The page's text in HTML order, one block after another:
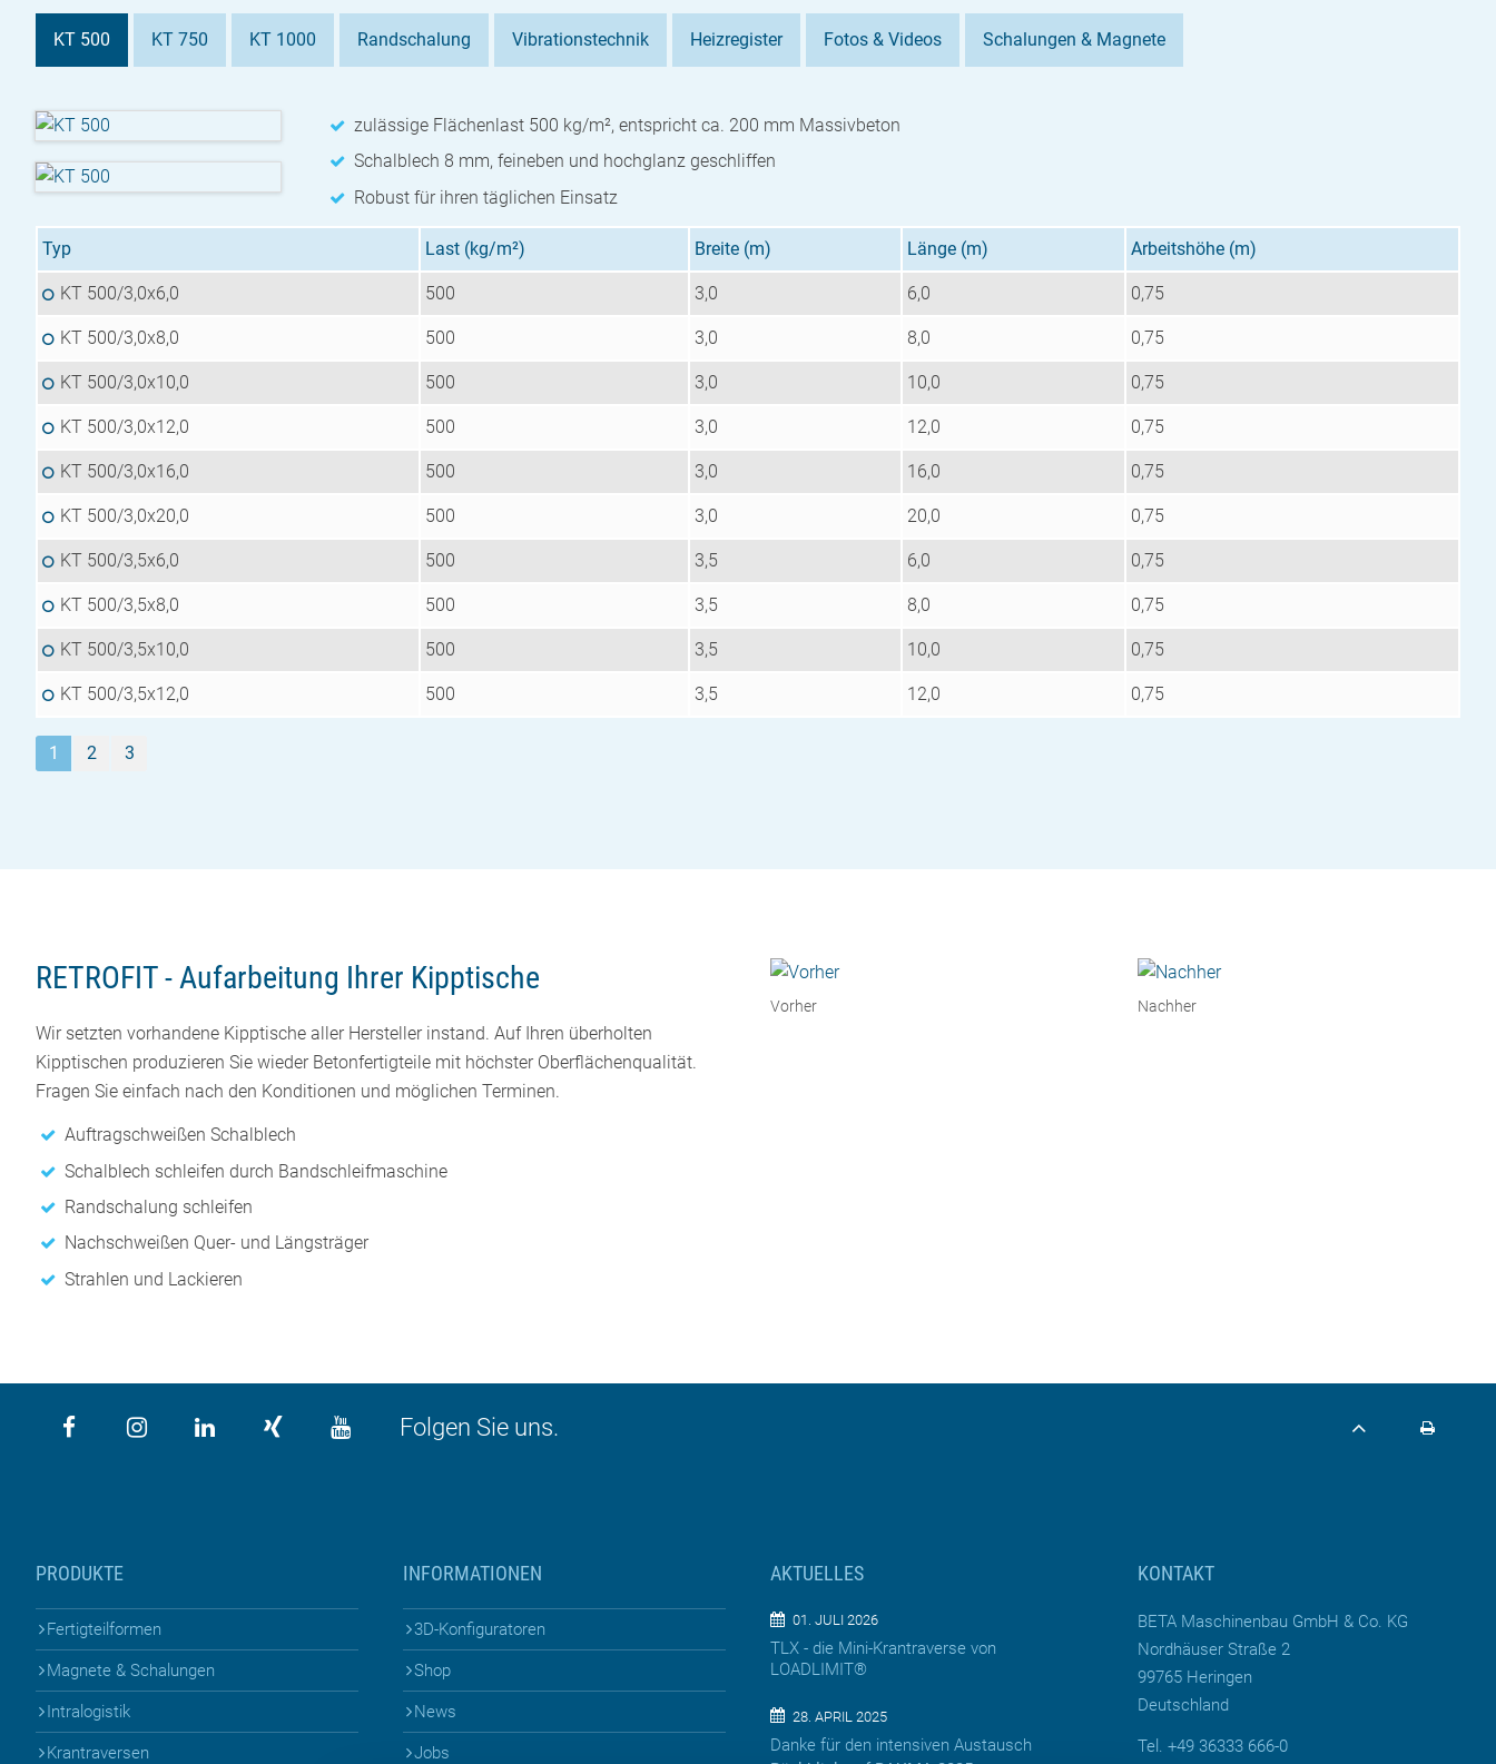
KT 500 KT 750 KT 1000 Randschalung Vibrationstechnik Heizregister Fotos & Videos Schalungen & Magnete
zulässige Flächenlast 500 kg/m², entspricht ca. 200 mm Massivbeton
Schalblech 8 mm, feineben und hochglanz geschliffen
Robust für ihren täglichen Einsatz
Typ Last (kg/m²) Breite (m) Länge (m) Arbeitshöhe (m)
KT 500/3,0x6,0 500 3,0 6,0 0,75
KT 500/3,0x8,0 500 3,0 8,0 0,75
KT 500/3,0x10,0 500 3,0 10,0 0,75
KT 500/3,0x12,0 500 3,0 12,0 0,75
KT 500/3,0x16,0 500 3,0 16,0 0,75
KT 500/3,0x20,0 500 3,0 20,0 0,75
KT 500/3,5x6,0 500 3,5 6,0 0,75
KT 500/3,5x8,0 500 3,5 8,0 0,75
KT 500/3,5x10,0 500 3,5 10,0 0,75
KT 500/3,5x12,0 500 3,5 12,0 0,75
1 2 3
RETROFIT - Aufarbeitung Ihrer Kipptische
Wir setzten vorhandene Kipptische aller Hersteller instand. Auf Ihren überholten
Kipptischen produzieren Sie wieder Betonfertigteile mit höchster Oberflächenqualität.
Fragen Sie einfach nach den Konditionen und möglichen Terminen.
Auftragschweißen Schalblech
Schalblech schleifen durch Bandschleifmaschine
Randschalung schleifen
Nachschweißen Quer- und Längsträger
Strahlen und Lackieren
Vorher Nachher
Folgen Sie uns.
PRODUKTE
Fertigteilformen
Magnete & Schalungen
Intralogistik
Krantraversen
INFORMATIONEN
3D-Konfiguratoren
Shop
News
Jobs
AKTUELLES
01. JULI 2026
TLX - die Mini-Krantraverse von
LOADLIMIT®
28. APRIL 2025
Danke für den intensiven Austausch
KONTAKT
BETA Maschinenbau GmbH & Co. KG
Nordhäuser Straße 2
99765 Heringen
Deutschland
Tel. +49 36333 666-0